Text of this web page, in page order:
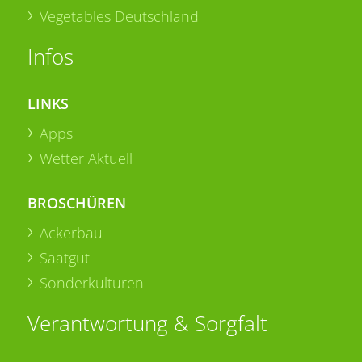
Vegetables Deutschland
Infos
LINKS
Apps
Wetter Aktuell
BROSCHÜREN
Ackerbau
Saatgut
Sonderkulturen
Verantwortung & Sorgfalt